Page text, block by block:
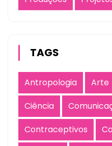
TAGS
Antropologia Arte
Ciência
Contraceptivos